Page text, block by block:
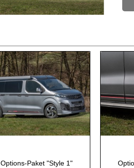
Options-Paket "Style 1"